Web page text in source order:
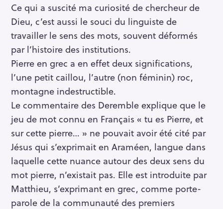
Ce qui a suscité ma curiosité de chercheur de
Dieu, c’est aussi le souci du linguiste de
travailler le sens des mots, souvent déformés
par l’histoire des institutions.
Pierre en grec a en effet deux significations,
l’une petit caillou, l’autre (non féminin) roc,
montagne indestructible.
Le commentaire des Deremble explique que le
jeu de mot connu en Français « tu es Pierre, et
sur cette pierre… » ne pouvait avoir été cité par
Jésus qui s’exprimait en Araméen, langue dans
laquelle cette nuance autour des deux sens du
mot pierre, n’existait pas. Elle est introduite par
Matthieu, s’exprimant en grec, comme porte-
parole de la communauté des premiers